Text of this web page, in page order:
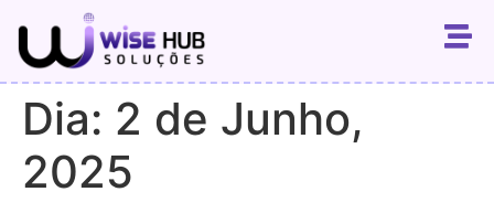
Dia: 2 de Junho,
2025